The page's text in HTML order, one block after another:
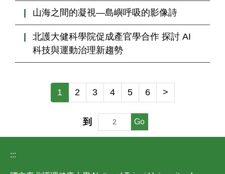
山海之間的凝視—島嶼呼吸的影像詩
北護大健科學院促成產官學合作 探討 AI
科技與運動治理新趨勢
1 2 3 4 5 6 >
到 Go
:::